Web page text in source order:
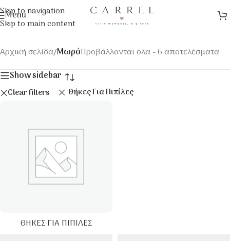
Skip to navigation
Skip to main content
Menu
Αρχική σελίδα/ΜωρόΠροβάλλονται όλα - 6 αποτελέσματα
Show sidebar
Clear filters Θήκες Για Πιπίλες
ΘΉΚΕΣ ΓΙΑ ΠΙΠΊΛΕΣ